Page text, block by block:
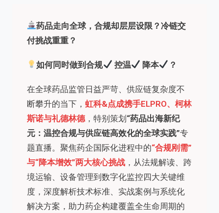
药品走向全球，合规却层层设限？冷链交
付挑战重重？
如何同时做到合规 控温 降本 ？
在全球药品监管日益严苛、供应链复杂度不
断攀升的当下， 虹科&点成携手ELPRO、柯林
斯诺与礼德林德 ，特别策划“药品出海新纪
元：温控合规与供应链高效化的全球实践”专
题直播。聚焦药企国际化进程中的“合规刚需”
与“降本增效”两大核心挑战 ，从法规解读、跨
境运输、设备管理到数字化监控四大关键维
度，深度解析技术标准、实战案例与系统化
解决方案，助力药企构建覆盖全生命周期的